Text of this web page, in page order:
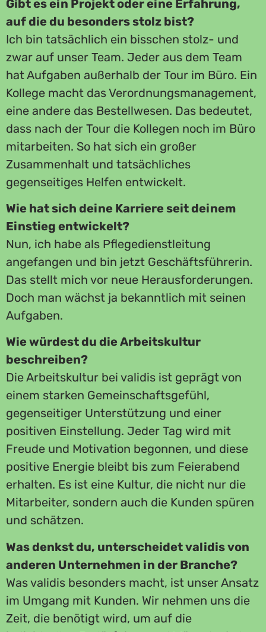
Gibt es ein Projekt oder eine Erfahrung,
auf die du besonders stolz bist?
Ich bin tatsächlich ein bisschen stolz- und
zwar auf unser Team. Jeder aus dem Team
hat Aufgaben außerhalb der Tour im Büro. Ein
Kollege macht das Verordnungsmanagement,
eine andere das Bestellwesen. Das bedeutet,
dass nach der Tour die Kollegen noch im Büro
mitarbeiten. So hat sich ein großer
Zusammenhalt und tatsächliches
gegenseitiges Helfen entwickelt.
Wie hat sich deine Karriere seit deinem
Einstieg entwickelt?
Nun, ich habe als Pflegedienstleitung
angefangen und bin jetzt Geschäftsführerin.
Das stellt mich vor neue Herausforderungen.
Doch man wächst ja bekanntlich mit seinen
Aufgaben.
Wie würdest du die Arbeitskultur
beschreiben?
Die Arbeitskultur bei validis ist geprägt von
einem starken Gemeinschaftsgefühl,
gegenseitiger Unterstützung und einer
positiven Einstellung. Jeder Tag wird mit
Freude und Motivation begonnen, und diese
positive Energie bleibt bis zum Feierabend
erhalten. Es ist eine Kultur, die nicht nur die
Mitarbeiter, sondern auch die Kunden spüren
und schätzen.
Was denkst du, unterscheidet validis von
anderen Unternehmen in der Branche?
Was validis besonders macht, ist unser Ansatz
im Umgang mit Kunden. Wir nehmen uns die
Zeit, die benötigt wird, um auf die